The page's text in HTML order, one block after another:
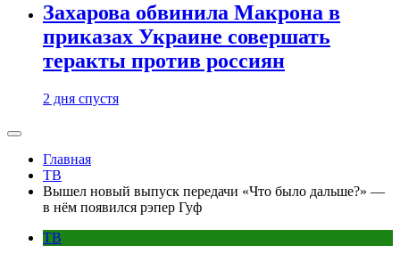
Захарова обвинила Макрона в
приказах Украине совершать
теракты против россиян
2 дня спустя
Главная
ТВ
Вышел новый выпуск передачи «Что было дальше?» —
в нём появился рэпер Гуф
ТВ